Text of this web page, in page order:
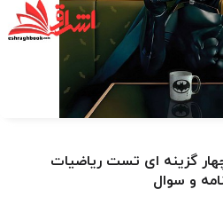
گزینه ای تست ریاضیات
و سوال